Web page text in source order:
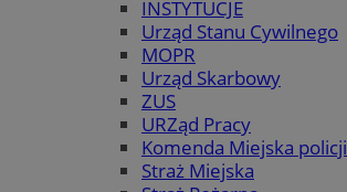
INSTYTUCJE
Urząd Stanu Cywilnego
MOPR
Urząd Skarbowy
ZUS
URZąd Pracy
Komenda Miejska policji
Straż Miejska